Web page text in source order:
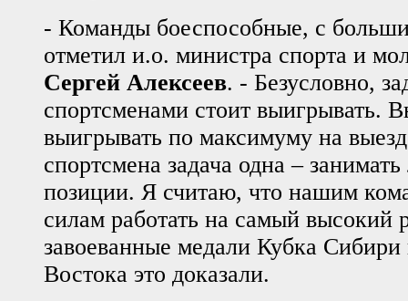
- Команды боеспособные, с
отметил и.о. министра спорта и
Сергей Алексеев. - Безусловно,
спортсменами стоит выигрывать.
выигрывать по максимуму на
спортсмена задача одна –
позиции. Я считаю, что нашим
силам работать на самый высокий
завоеванные медали Кубка Сибири
Востока это доказали.